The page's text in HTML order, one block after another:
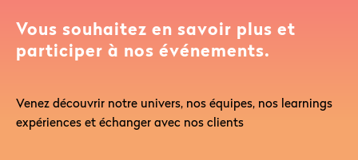
Vous souhaitez en savoir plus et
participer à nos événements.
Venez découvrir notre univers, nos équipes, nos learnings
expériences et échanger avec nos clients